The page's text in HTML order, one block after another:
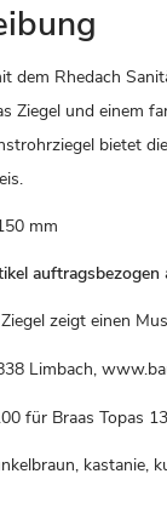
dem Rhedach
Ziegel und einem
bietet
mm
zeigt einen
Limbach,
für Braas Topas